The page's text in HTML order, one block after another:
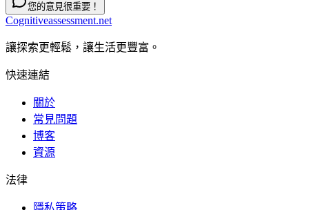
您的意見很重要！
Cognitiveassessment.net
讓探索更輕鬆，讓生活更豐富。
快速連結
關於
常見問題
博客
資源
法律